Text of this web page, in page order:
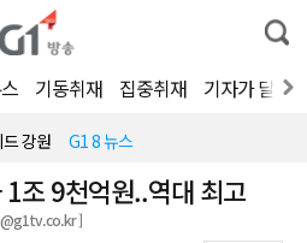
통
합
색
기동취재 집중취재 기자가 달려
강원 G1 8 뉴스
조 9천억원..역대 최고
]